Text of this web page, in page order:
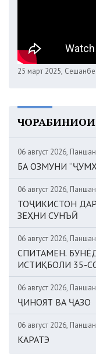
25 март 2025, Сешанбе
06 август 2026,
БА ОЗМУНИ
06 август 2026,
ТОҶИКИСТОН
ЗЕҲНИ СУНЪӢ
06 август 2026,
СПИТАМЕН.
ИСТИҚБОЛИ 35-
06 август 2026,
ҶИНОЯТ ВА ҶАЗО
06 август 2026,
КАРАТЭ